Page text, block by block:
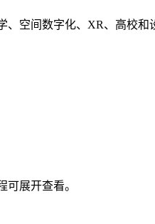
空间数字化、XR、高校和
可展开查看。